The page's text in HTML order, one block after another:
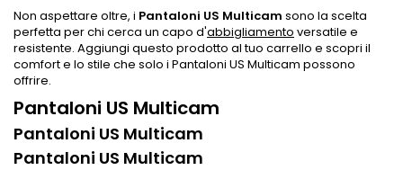
Non aspettare oltre, i Pantaloni US Multicam sono la scelta
perfetta per chi cerca un capo d'abbigliamento versatile e
resistente. Aggiungi questo prodotto al tuo carrello e scopri il
comfort e lo stile che solo i Pantaloni US Multicam possono
offrire.
Pantaloni US Multicam
Pantaloni US Multicam
Pantaloni US Multicam